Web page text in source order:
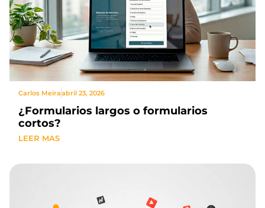
Carlos Meiraabril 23, 2026
¿Formularios largos o formularios
cortos?
LEER MAS